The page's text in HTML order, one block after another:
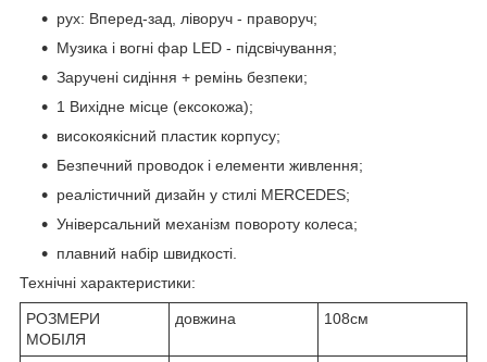
рух: Вперед-зад, ліворуч - праворуч;
Музика і вогні фар LED - підсвічування;
Заручені сидіння + ремінь безпеки;
1 Вихідне місце (ексокожа);
високоякісний пластик корпусу;
Безпечний проводок і елементи живлення;
реалістичний дизайн у стилі MERCEDES;
Універсальний механізм повороту колеса;
плавний набір швидкості.
Технічні характеристики:
РОЗМЕРИ
МОБІЛЯ
довжина 108см